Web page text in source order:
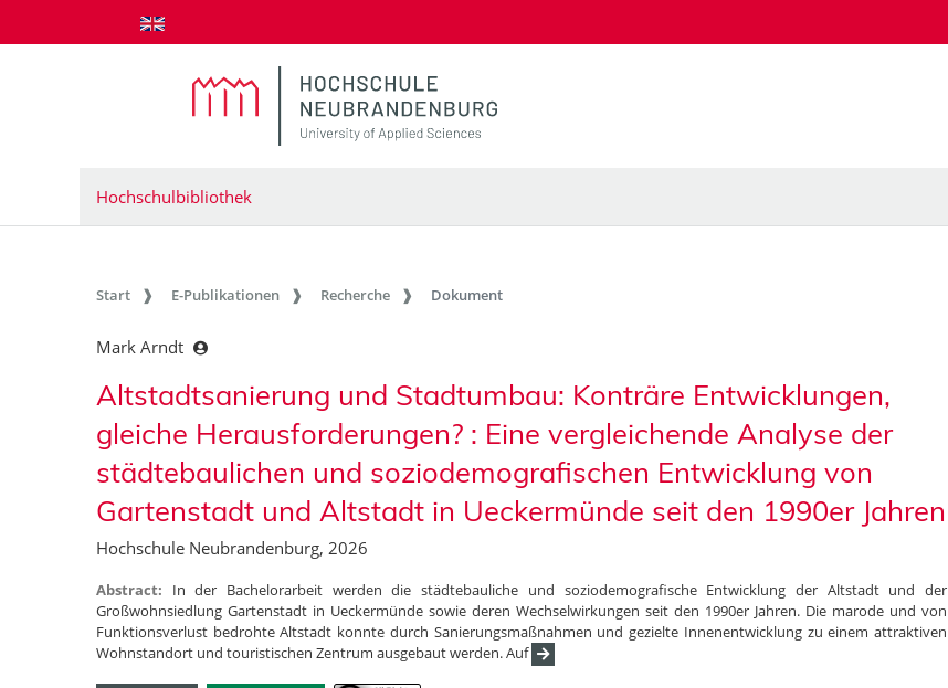
zum Inhalt springen
Hochschulbibliothek
Start E-Publikationen Recherche Dokument
Mark Arndt
Altstadtsanierung und Stadtumbau: Konträre Entwicklungen,
gleiche Herausforderungen? : Eine vergleichende Analyse der
städtebaulichen und soziodemografischen Entwicklung von
Gartenstadt und Altstadt in Ueckermünde seit den 1990er Jahren
Hochschule Neubrandenburg, 2026
Abstract: In der Bachelorarbeit werden die städtebauliche und soziodemografische Entwicklung der Altstadt und der
Großwohnsiedlung Gartenstadt in Ueckermünde sowie deren Wechselwirkungen seit den 1990er Jahren. Die marode und von
Funktionsverlust bedrohte Altstadt konnte durch Sanierungsmaßnahmen und gezielte Innenentwicklung zu einem attraktiven
Wohnstandort und touristischen Zentrum ausgebaut werden. Auf